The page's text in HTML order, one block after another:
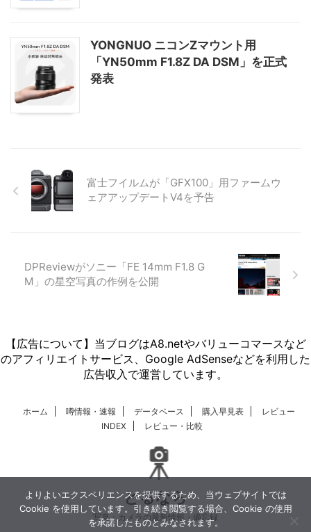
YONGNUO ニコンZマウント用
「YN50mm F1.8Z DA DSM」を正式
発表
富士フイルムが「GFX100」用ファームウ
ェアアップデートV4を予告
DPReviewがソニー「FE 14mm F1.8 G
M」の星空写真の作例を公開
【広告について】当ブログはA8.netやバリューコマースなど
のアフィリエイトサービス、Google AdSenseなどを利用した
広告収入で運営しています。
ホーム 噂情報・速報 データベース 購入早見表
レビュー
INDEX
レビュー・比較
とるなら
写真・カメラの最新情報・備忘録
よりよいエクスペリエンスを提供するため、当ウェブサイトでは
Cookie を使用しています。引き続き閲覧する場合、Cookie の使用
を承諾したものとみなされます。